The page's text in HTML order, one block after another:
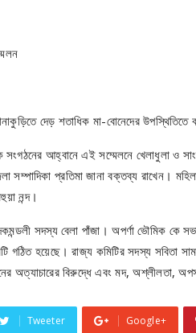
দেড় শতাধিক মা-বোনেদের
সংগঠনের আহ্বানে এই সম্মেলনে খেলাধুলা ও
সম্পাদিকা প্রতিমা জানা বক্তব্য রাখেন।
নন্দ।
সদস্য বেলা পাঁজা। অপর্ণা ভৌমিক কে
গঠিত হয়েছে। রাজ্য কমিটির সদস্য সবিতা
অত্যাচারের বিরুদ্ধে এবং মদ, অশ্লীলতা,
Tweeter Google+